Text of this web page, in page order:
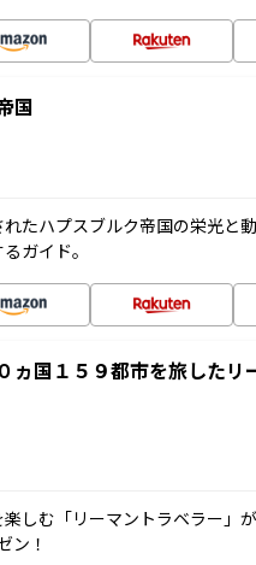
国
れたハプスブルク帝国の栄光と
ガイド。
国１５９都市を旅したリ
しむ「リーマントラベラー」
ン！